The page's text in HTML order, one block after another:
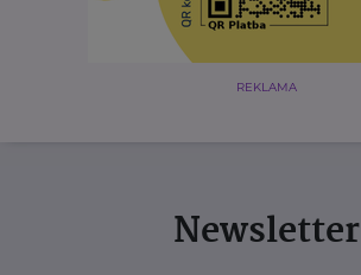
REKLAMA
Newsletter